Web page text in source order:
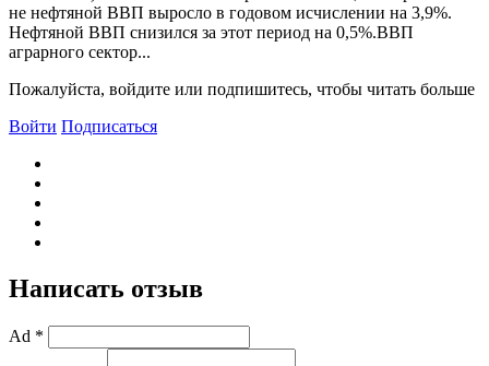
не нефтяной BBП выросло в годовом исчислении на 3,9%.
Нефтяной BBП снизился за этот период на 0,5%.BBП
аграрного сектор...
Пожалуйста, войдите или подпишитесь, чтобы читать больше
Войти Подписаться
Написать отзыв
Ad *